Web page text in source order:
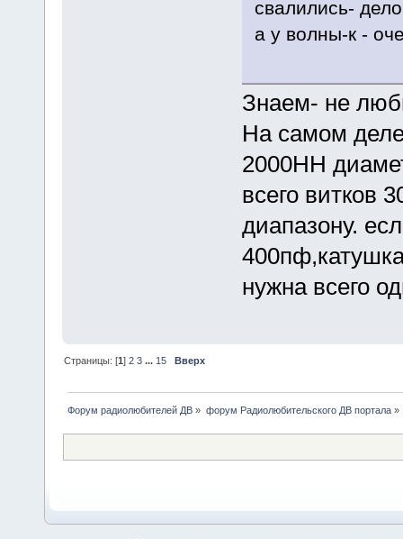
свалились-
а у волны-к -
Знаем- не
На самом
2000НН
всего витков
диапазону.
нужна всего
Страницы: [1]2 3 ... 15 Вверх
Форум радиолюбителей ДВ » форум Радиолюбительского ДВ портала»